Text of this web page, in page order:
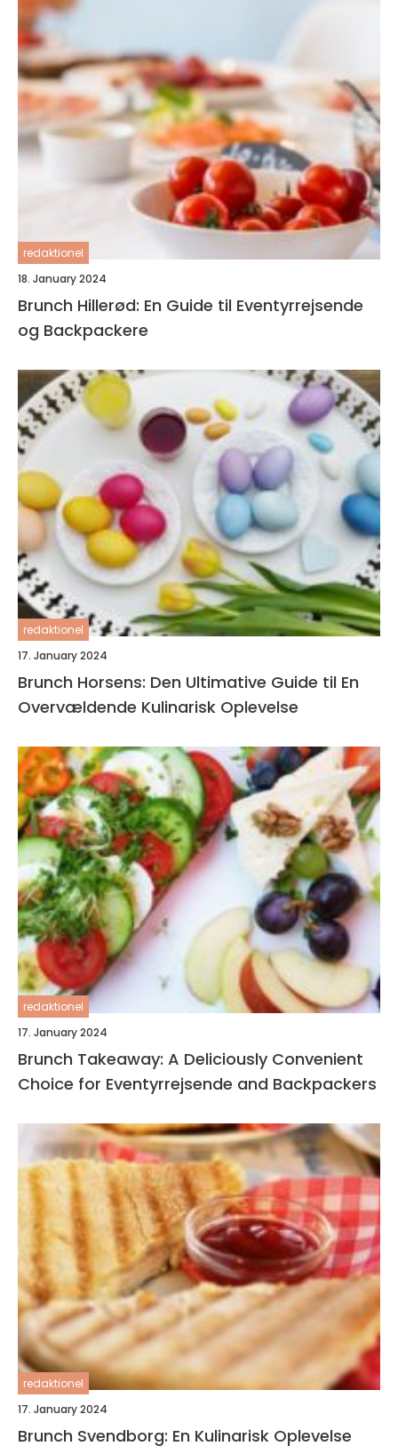
redaktionel
18. January 2024
Brunch Hillerød: En Guide til Eventyrrejsende
og Backpackere
redaktionel
17. January 2024
Brunch Horsens: Den Ultimative Guide til En
Overvældende Kulinarisk Oplevelse
redaktionel
17. January 2024
Brunch Takeaway: A Deliciously Convenient
Choice for Eventyrrejsende and Backpackers
redaktionel
17. January 2024
Brunch Svendborg: En Kulinarisk Oplevelse